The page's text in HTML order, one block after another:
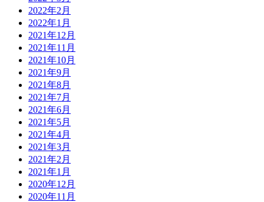
2022年2月
2022年1月
2021年12月
2021年11月
2021年10月
2021年9月
2021年8月
2021年7月
2021年6月
2021年5月
2021年4月
2021年3月
2021年2月
2021年1月
2020年12月
2020年11月